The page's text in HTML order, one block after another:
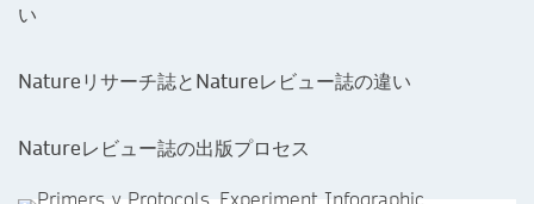
い
Natureリサーチ誌とNatureレビュー誌の違い
Natureレビュー誌の出版プロセス